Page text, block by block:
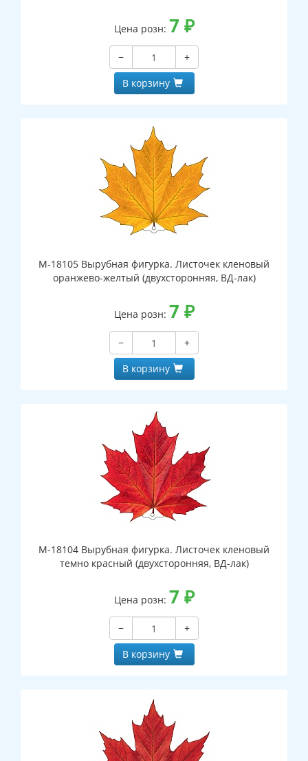
Цена розн: 7 ₽
−
+
В корзину
М-18105 Вырубная фигурка. Листочек кленовый
оранжево-желтый (двухсторонняя, ВД-лак)
Цена розн: 7 ₽
−
+
В корзину
М-18104 Вырубная фигурка. Листочек кленовый
темно красный (двухсторонняя, ВД-лак)
Цена розн: 7 ₽
−
+
В корзину